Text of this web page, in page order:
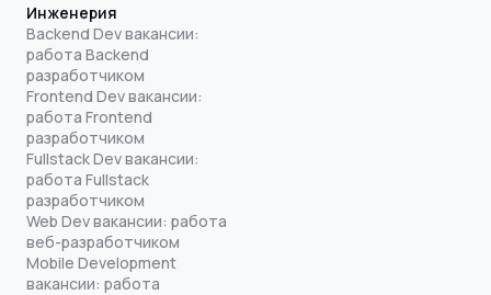
Инженерия
Backend Dev вакансии:
работа Backend
разработчиком
Frontend Dev вакансии:
работа Frontend
разработчиком
Fullstack Dev вакансии:
работа Fullstack
разработчиком
Web Dev вакансии: работа
веб-разработчиком
Mobile Development
вакансии: работа